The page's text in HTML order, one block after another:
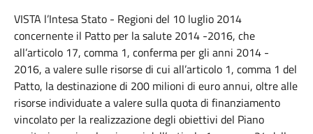
VISTA l’Intesa Stato - Regioni del 10 luglio 2014
concernente il Patto per la salute 2014 -2016, che
all’articolo 17, comma 1, conferma per gli anni 2014 -
2016, a valere sulle risorse di cui all’articolo 1, comma 1 del
Patto, la destinazione di 200 milioni di euro annui, oltre alle
risorse individuate a valere sulla quota di finanziamento
vincolato per la realizzazione degli obiettivi del Piano